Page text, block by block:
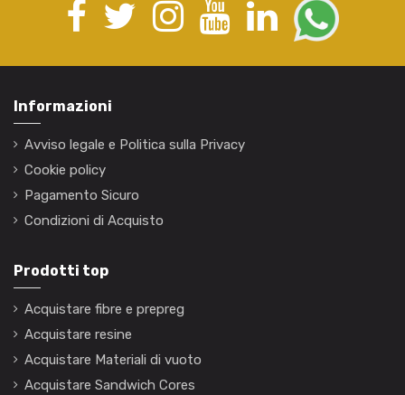
Informazioni
Avviso legale e Politica sulla Privacy
Cookie policy
Pagamento Sicuro
Condizioni di Acquisto
Prodotti top
Acquistare fibre e prepreg
Acquistare resine
Acquistare Materiali di vuoto
Acquistare Sandwich Cores